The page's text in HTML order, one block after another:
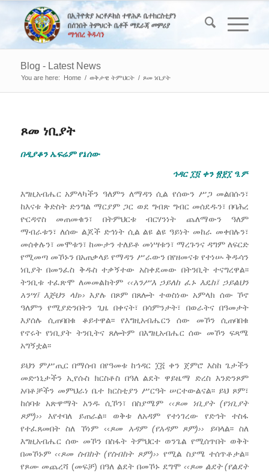
Blog - Latest News
You are here: Home / ወቅታዊ ትምህርት / ጾመ ነቢያት
ጾመ ነቢያት
በዲያቆን ኤፍሬም የኔሰው
ኅዳር ፲፬ ቀን ፳፻፲ ዓ.ም
እግዚአብሔር አምላካችን ዓለምን ለማዳን ሲል የሰውን ሥጋ መልበሱን፣
ከእናቱ ቅድስት ድንግል ማርያም ጋር ወደ ግብጽ ግብር መሰደዱን፣ በባሕረ
ዮርዳኖስ መጠመቁን፣ በትምህርቱ ብርሃንነት ጨለማውን ዓለም
ማብራቱን፣ ለሰው ልጆች ድኅነት ሲል ልዩ ልዩ ዓይነት መከራ መቀበሉን፣
መሰቀሉን፣ መሞቱን፣ ከሙታን ተለይቶ መነሣቱን፣ ማረጉንና ዳግም ለፍርድ
የሚመጣ መኾኑን በአጠቃላይ የማዳን ሥራውን በየዘመናቱ የተነሡ ቅዱሳን
ነቢያት በመንፈስ ቅዱስ ተቃኝተው አስቀደመው በትንቢት ተናግረዋል፡፡
ትንቢቱ ተፈጽሞ ለመመልከትም ‹‹አንሥእ ኃይለከ ፈኑ እዴከ፤ ኃይልህን
አንሣ፤ እጅህን ላክ››እያሉ በጾም በጸሎት ተወስነው አምላክ ሰው ኾኖ
ዓለምን የሚያድንበትን ጊዜ በቀናት፣ በሳምንታት፣ በወራትና በዓመታት
እያሰሉ ሲጠባበቁ ቆይተዋል፡፡ የእግዚአብሔርን ሰው መኾን ሲጠባበቁ
የኖሩት የነቢያት ትንቢትና ጸሎትም በእግዚአብሔር ሰው መኾን ፍጻሜ
አግኝቷል፡፡
ይህን ምሥጢር በማሰብ በየዓመቱ ከኅዳር ፲፭ ቀን ጀምሮ እስከ ጌታችን
መድኀኒታችን ኢየሱስ ክርስቶስ በዓለ ልደት ዋይዜማ ድረስ እንድንጾም
አባቶቻችን መምህራነ ቤተ ክርስቲያን ሥርዓት ሠርተውልናል፡፡ ይህ ጾም፣
ከሰባቱ አጽዋማት አንዱ ሲኾን፣ በስያሜም ‹‹ጾመ ነቢያት(የነቢያት
ጾም)››እየተባለ ይጠራል፡፡ ወቅቱ ለአዳም የተነገረው የድኅት ተስፋ
የተፈጸመበት ስለ ኾነም ‹‹ጾመ አዳም(የአዳም ጾም)››
ይባላል፡፡ ስለ
እግዚአብሔር ሰው መኾን በስፋት ትምህርተ ወንጌል የሚሰጥበት ወቅት
በመኾኑም‹‹ጾመ ስብከት(የስብከት ጾም)›› የሚል ስያሜ ተሰጥቶታል፡፡
የጾሙ መጨረሻ (መፍቻ) በዓለ ልደት በመኾኑ ደግሞ ‹‹ጾመ ልደት(የልደት